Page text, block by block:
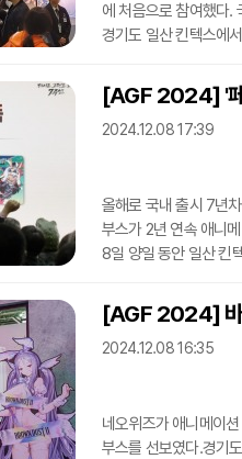
에 처음으로 참여했다.
경기도 일산 킨텍스에
'신월동행' 두 게임의
인력들이 주축이 돼
선을 보인 4G9은 기계
[AGF 2024] '
2024.12.08 17:39
올해로 국내 출시 7년
부스가 2년 연속 애니
8일 양일 동안 일산 킨
전시와 미니 게임, 굿
참여, 현장 행사에 함
1월에는 페그오 아케이
[AGF 2024] 바
2024.12.08 16:35
네오위즈가 애니메이
부스를 선보였다.경기